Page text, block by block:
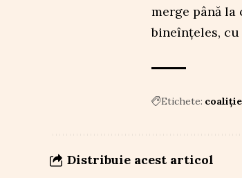
merge până la
bineînțeles, cu
Etichete: coaliție
Distribuie acest articol